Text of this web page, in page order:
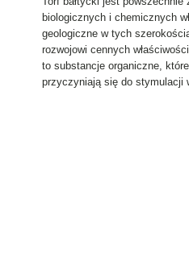
biologicznych i chemicznych
geologiczne w tych
rozwojowi cennych
to substancje organiczne,
przyczyniają się do stymulacji